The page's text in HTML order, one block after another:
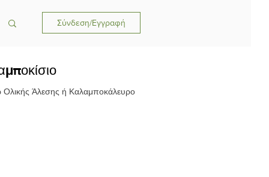
Σύνδεση/Εγγραφή
Αλεύρι τ.70% 250 γρ Ολικής Άλεσης ή Καλαμποκάλευρο